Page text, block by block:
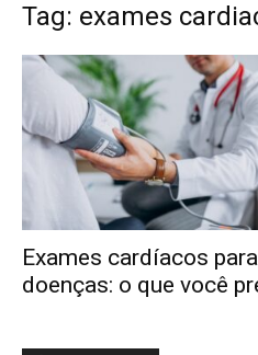
Tag: exames
Exames cardíacos
doenças: o que você